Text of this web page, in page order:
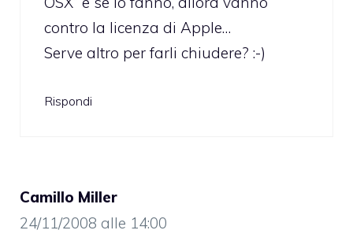
contro la licenza di Apple…
Serve altro per farli chiudere? :-)
Rispondi
Camillo Miller
24/11/2008 alle 14:00